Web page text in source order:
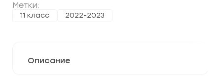
Метки:
11 класс 2022-2023
Описание